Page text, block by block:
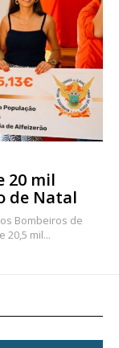
20 mil
de Natal
Bombeiros de
mil...